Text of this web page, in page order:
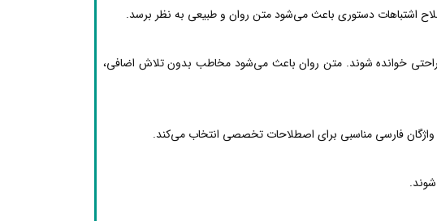
اشتباهات دستوری باعث می‌شود متن روان و طبیعی به نظر برسد.
خوانده شوند. متن روان باعث می‌شود مخاطب بدون تلاش اضافی،
واژگان فارسی مناسبی برای اصطلاحات تخصصی انتخاب می‌کند.